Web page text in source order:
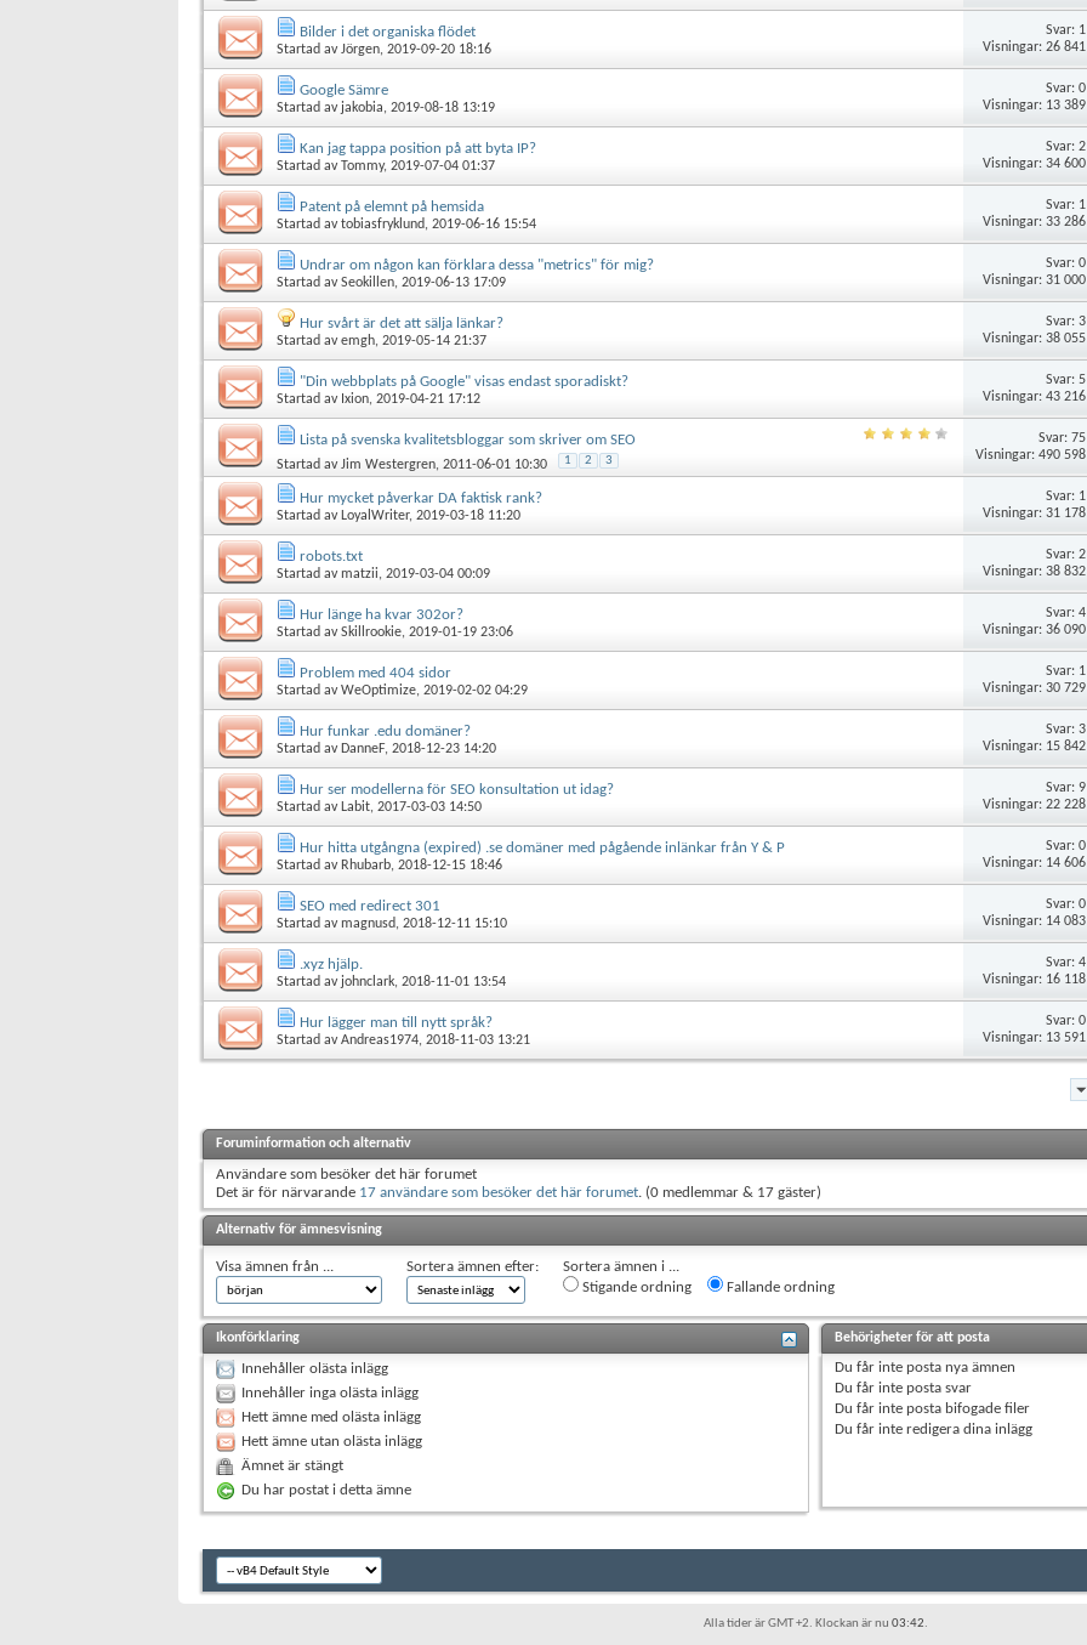
Bilder i det organiska flödet
Startad avJörgen, 2019-09-20 18:16
Svar: 1
Visningar: 26 841
Google Sämre
Startad av jakobia, 2019-08-18 13:19
Svar:0
Visningar: 13 389
Kan jag tappa position på att byta IP?
Startad avTommy, 2019-07-04 01:37
Svar:2
Visningar: 34 600
Patent på elemnt på hemsida
Startad avtobiasfryklund, 2019-06-16 15:54
Svar: 1
Visningar: 33 286
Undrar om någon kan förklara dessa "metrics" för mig?
Startad avSeokillen, 2019-06-13 17:09
Svar:0
Visningar: 31 000
Hur svårt är det att sälja länkar?
Startad avemgh, 2019-05-14 21:37
Svar:3
Visningar: 38 055
"Din webbplats på Google" visas endast sporadiskt?
Startad av Ixion, 2019-04-21 17:12
Svar:5
Visningar: 43 216
Lista på svenska kvalitetsbloggar som skriver om SEO
Startad avJim Westergren, 2011-06-01 10:30 1 2 3
Svar:75
Visningar: 490 598
Hur mycket påverkar DA faktisk rank?
Startad av LoyalWriter, 2019-03-18 11:20
Svar: 1
Visningar: 31 178
robots.txt
Startad avmatzii, 2019-03-04 00:09
Svar:2
Visningar: 38 832
Hur länge ha kvar 302or?
Startad avSkillrookie, 2019-01-19 23:06
Svar:4
Visningar: 36 090
Problem med 404 sidor
Startad avWeOptimize, 2019-02-02 04:29
Svar: 1
Visningar: 30 729
Hur funkar .edu domäner?
Startad av DanneF, 2018-12-23 14:20
Svar:3
Visningar: 15 842
Hur ser modellerna för SEO konsultation ut idag?
Startad av Labit, 2017-03-03 14:50
Svar:9
Visningar: 22 228
Hur hitta utgångna (expired) .se domäner med pågående inlänkar från Y & P
Startad av Rhubarb, 2018-12-15 18:46
Svar:0
Visningar: 14 606
SEO med redirect 301
Startad avmagnusd, 2018-12-11 15:10
Svar:0
Visningar: 14 083
.xyz hjälp.
Startad av johnclark, 2018-11-01 13:54
Svar:4
Visningar: 16 118
Hur lägger man till nytt språk?
Startad avAndreas1974, 2018-11-03 13:21
Svar:0
Visningar: 13 591
Foruminformation och alternativ
Användare som besöker det här forumet
Det är för närvarande 17 användare som besöker det här forumet. (0 medlemmar & 17 gäster)
Alternativ för ämnesvisning
Visa ämnen från ... Sortera ämnen efter:
Sortera ämnen i ...
Stigande ordning
Fallande ordning
Ikonförklaring
Innehåller olästa inlägg
Innehåller inga olästa inlägg
Hett ämne med olästa inlägg
Hett ämne utan olästa inlägg
Ämnet är stängt
Du har postat i detta ämne
Behörigheter för att posta
Dufår inte posta nya ämnen
Dufår inte posta svar
Dufår inte posta bifogade filer
Dufår inte redigera dina inlägg
Alla tider är GMT +2. Klockan är nu 03:42.